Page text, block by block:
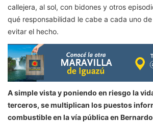
callejera, al sol, con bidones y otros
qué responsabilidad le cabe a cada uno
evitar el hecho.
A simple vista y poniendo en riesgo la
terceros, se multiplican los puestos
combustible en la vía pública en